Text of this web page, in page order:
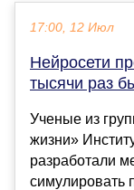
17:00, 12 Июл
Нейросети
тысячи раз
Ученые из
жизни»
разработали
симулировать